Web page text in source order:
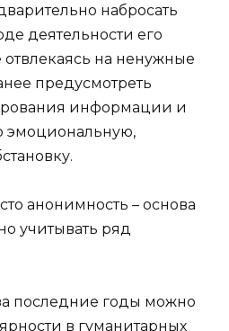
набросать
деятельности его
на ненужные
предусмотреть
информации и
эмоциональную,
анонимность – основа
учитывать ряд
последние годы можно
в гуманитарных